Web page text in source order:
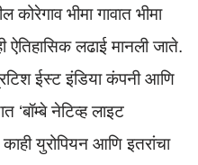
कोरेगाव भीमा गावात भीमा
ऐतिहासिक लढाई मानली जाते.
ईस्ट इंडिया कंपनी आणि
‘बॉम्बे नेटिव्ह लाइट
युरोपियन आणि इतरांचा